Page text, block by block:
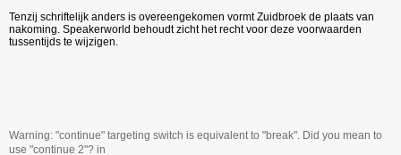
Tenzij schriftelijk anders is overeengekomen vormt Zuidbroek de plaats van
nakoming. Speakerworld behoudt zicht het recht voor deze voorwaarden
tussentijds te wijzigen.
Warning: "continue" targeting switch is equivalent to "break". Did you mean to
use "continue 2"? in